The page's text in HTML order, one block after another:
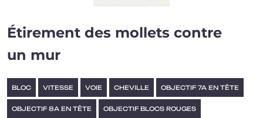
Étirement des mollets contre
un mur
BLOC VITESSE VOIE CHEVILLE OBJECTIF 7A EN TÊTE
OBJECTIF 8A EN TÊTE OBJECTIF BLOCS ROUGES